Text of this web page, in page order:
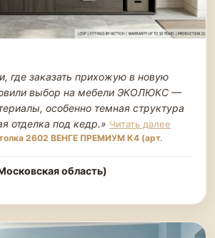
где заказать прихожую в новую
выбор на мебели ЭКОЛЮКС —
особенно темная структура
отделка под кедр.» Читать далее
2602 ВЕНГЕ ПРЕМИУМ К4 (арт.
область)